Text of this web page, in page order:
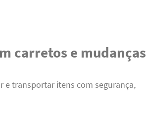
carretos e mudanças
e transportar itens com segurança,